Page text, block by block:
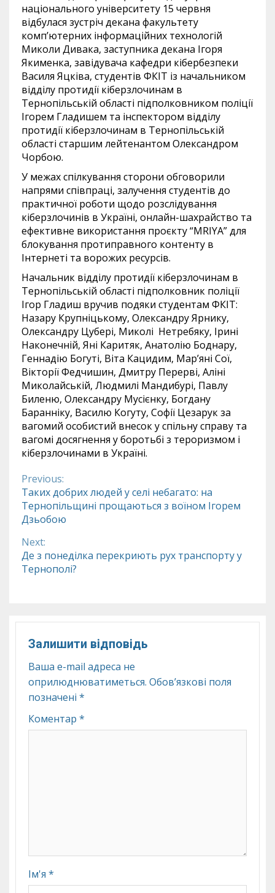
національного університету 15 червня
відбулася зустріч декана факультету
комп’ютерних інформаційних технологій
Миколи Дивака, заступника декана Ігоря
Якименка, завідувача кафедри кібербезпеки
Василя Яцківа, студентів ФКІТ із начальником
відділу протидії кіберзлочинам в
Тернопільській області підполковником поліції
Ігорем Гладишем та інспектором відділу
протидії кіберзлочинам в Тернопільській
області старшим лейтенантом Олександром
Чорбою.
У межах спілкування сторони обговорили
напрями співпраці, залучення студентів до
практичної роботи щодо розслідування
кіберзлочинів в Україні, онлайн-шахрайство та
ефективне використання проєкту “MRIYA” для
блокування протиправного контенту в
Інтернеті та ворожих ресурсів.
Начальник відділу протидії кіберзлочинам в
Тернопільській області підполковник поліції
Ігор Гладиш вручив подяки студентам ФКІТ:
Назару Крупніцькому, Олександру Ярнику,
Олександру Цубері, Миколі Нетребяку, Ірині
Наконечній, Яні Каритяк, Анатолію Боднару,
Геннадію Богуті, Віта Кацидим, Мар’яні Сої,
Вікторії Федчишин, Дмитру Перерві, Аліні
Миколайській, Людмилі Мандибурі, Павлу
Биленю, Олександру Мусієнку, Богдану
Баранніку, Василю Когуту, Софії Цезарук за
вагомий особистий внесок у спільну справу та
вагомі досягнення у боротьбі з тероризмом і
кіберзлочинами в Україні.
Continue
Reading
Previous:
Таких добрих людей у селі небагато: на
Тернопільщині прощаються з воїном Ігорем
Дзьобою
Next:
Де з понеділка перекриють рух транспорту у
Тернополі?
Залишити відповідь
Ваша e-mail адреса не
оприлюднюватиметься. Обов’язкові поля
позначені *
Коментар *
Ім'я *